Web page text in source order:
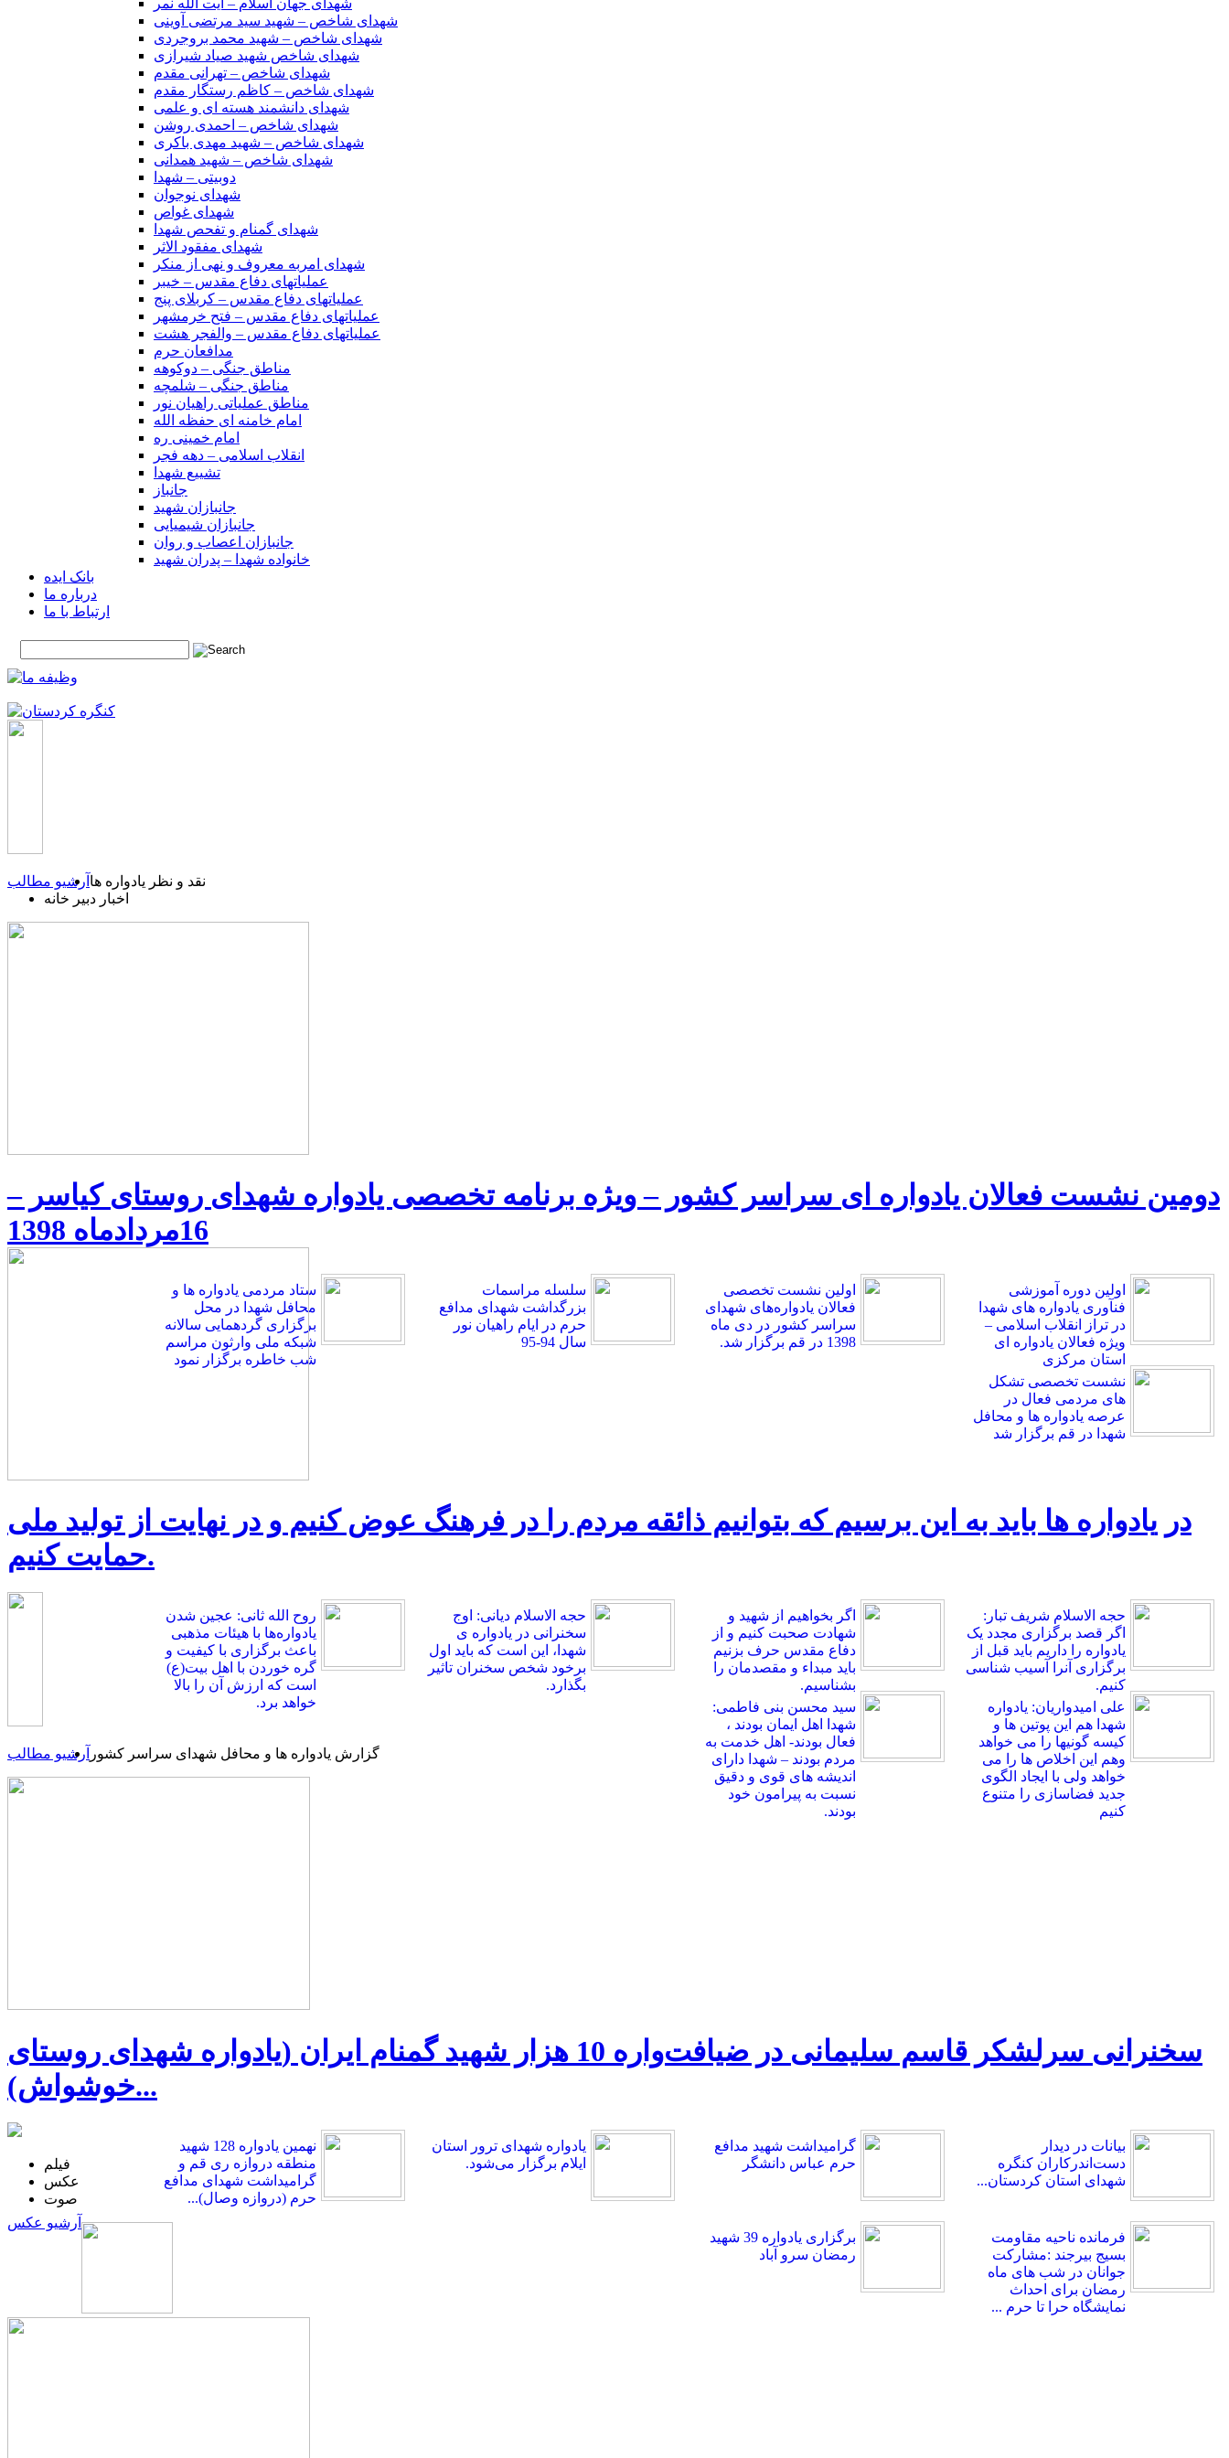
شهدای جهان اسلام – آیت الله نمر
شهدای شاخص – شهید سید مرتضی آوینی
شهدای شاخص – شهید محمد بروجردی
شهدای شاخص شهید صیاد شیرازی
شهدای شاخص – تهرانی مقدم
شهدای شاخص – کاظم رستگار مقدم
شهدای دانشمند هسته ای و علمی
شهدای شاخص – احمدی روشن
شهدای شاخص – شهید مهدی باکری
شهدای شاخص – شهید همدانی
دوبیتی – شهدا
شهدای نوجوان
شهدای غواص
شهدای گمنام و تفحص شهدا
شهدای مفقود الاثر
شهدای امربه معروف و نهی از منکر
عملیاتهای دفاع مقدس – خیبر
عملیاتهای دفاع مقدس – کربلای پنج
عملیاتهای دفاع مقدس – فتح خرمشهر
عملیاتهای دفاع مقدس – والفجر هشت
مدافعان حرم
مناطق جنگی – دوکوهه
مناطق جنگی – شلمچه
مناطق عملیاتی راهیان نور
امام خامنه ای حفظه الله
امام خمینی ره
انقلاب اسلامی – دهه فجر
تشییع شهدا
جانباز
جانبازان شهید
جانبازان شیمیایی
جانبازان اعصاب و روان
خانواده شهدا – پدران شهید
بانک ایده
درباره ما
ارتباط با ما
آرشیو مطالب نقد و نظر یادواره ها
اخبار دبیر خانه
دومین نشست فعالان یادواره ای سراسر کشور – ویژه برنامه تخصصی یادواره شهدای روستای کیاسر –
16مردادماه 1398
اولین دوره آموزشی
فنآوری یادواره های شهدا
در تراز انقلاب اسلامی –
ویژه فعالان یادواره ای
استان مرکزی
اولین نشست تخصصی
فعالان یادواره‌های شهدای
سراسر کشور در دی ماه
1398 در قم برگزار شد.
سلسله مراسمات
بزرگداشت شهدای مدافع
حرم در ایام راهیان نور
سال 94-95
ستاد مردمی یادواره ها و
محافل شهدا در محل
برگزاری گردهمایی سالانه
شبکه ملی وارثون مراسم
شب خاطره برگزار نمود
نشست تخصصی تشکل
های مردمی فعال در
عرصه یادواره ها و محافل
شهدا در قم برگزار شد
در یادواره ها باید به این برسیم که بتوانیم ذائقه مردم را در فرهنگ عوض کنیم و در نهایت از تولید ملی
حمایت کنیم.
حجه الاسلام شریف تبار:
اگر قصد برگزاری مجدد یک
یادواره را داریم باید قبل از
برگزاری آنرا آسیب شناسی
کنیم.
اگر بخواهیم از شهید و
شهادت صحبت کنیم و از
دفاع مقدس حرف بزنیم
باید مبداء و مقصدمان را
بشناسیم.
حجه الاسلام دیانی: اوج
سخنرانی در یادواره ی
شهدا، این است که باید اول
برخود شخص سخنران تاثیر
بگذارد.
روح الله ثانی: عجین شدن
یادواره‌ها با هیئات مذهبی
باعث برگزاری با کیفیت و
گره خوردن با اهل بیت(ع)
است که ارزش آن را بالا
خواهد برد.
علی امیدواریان: یادواره
شهدا هم این پوتین ها و
کیسه گونیها را می خواهد
وهم این اخلاص ها را می
خواهد ولی با ایجاد الگوی
جدید فضاسازی را متنوع
کنیم
سید محسن بنی فاطمی:
شهدا اهل ایمان بودند ،
فعال بودند- اهل خدمت به
مردم بودند – شهدا دارای
اندیشه های قوی و دقیق
نسبت به پیرامون خود
بودند.
آرشیو مطالب گزارش یادواره ها و محافل شهدای سراسر کشور
سخنرانی سرلشکر قاسم سلیمانی در ضیافت‌واره 10 هزار شهید گمنام ایران (یادواره شهدای روستای
خوشواش)...
بیانات در دیدار
دست‌اندرکاران کنگره
شهدای استان کردستان...
گرامیداشت شهید مدافع
حرم عباس دانشگر
یادواره شهدای ترور استان
ایلام برگزار می‌شود.
نهمین یادواره 128 شهید
منطقه دروازه ری قم و
گرامیداشت شهدای مدافع
حرم (دروازه وصال)...
فرمانده ناحیه مقاومت
بسیج بیرجند :مشارکت
جوانان در شب های ماه
رمضان برای احداث
نمایشگاه حرا تا حرم ...
برگزاری یادواره 39 شهید
رمضان سرو آباد
آرشیو عکس
فیلم
عکس
صوت